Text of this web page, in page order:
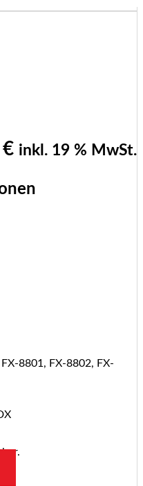
€ inkl. 19 % MwSt.
8801, FX-8802, FX-